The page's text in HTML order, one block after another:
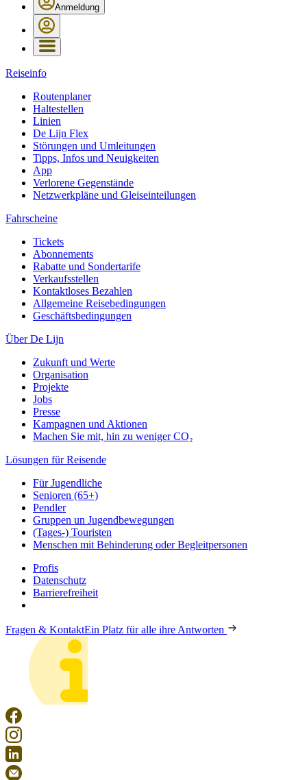
Anmeldung
Reiseinfo
Routenplaner
Haltestellen
Linien
De Lijn Flex
Störungen und Umleitungen
Tipps, Infos und Neuigkeiten
App
Verlorene Gegenstände
Netzwerkpläne und Gleiseinteilungen
Fahrscheine
Tickets
Abonnements
Rabatte und Sondertarife
Verkaufsstellen
Kontaktloses Bezahlen
Allgemeine Reisebedingungen
Geschäftsbedingungen
Über De Lijn
Zukunft und Werte
Organisation
Projekte
Jobs
Presse
Kampagnen und Aktionen
Machen Sie mit, hin zu weniger CO₂
Lösungen für Reisende
Für Jugendliche
Senioren (65+)
Pendler
Gruppen un Jugendbewegungen
(Tages-) Touristen
Menschen mit Behinderung oder Begleitpersonen
Profis
Datenschutz
Barrierefreiheit
Fragen & KontaktEin Platz für alle ihre Antworten